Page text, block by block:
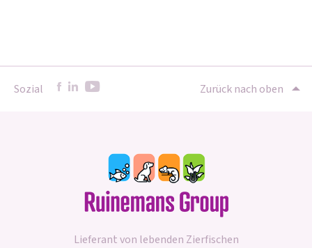
Sozial Zurück nach oben
Lieferant von lebenden Zierfischen